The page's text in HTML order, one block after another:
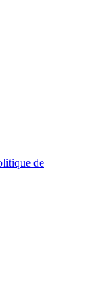
de